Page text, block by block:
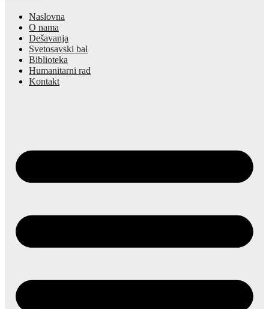
Naslovna
O nama
Dešavanja
Svetosavski bal
Biblioteka
Humanitarni rad
Kontakt